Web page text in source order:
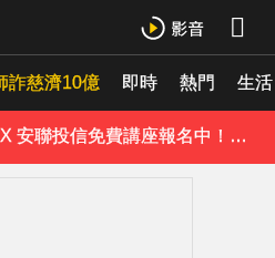
詐慈濟10億 即時 熱門 生活
時掌握天下大小事！
《理財達人秀》X 安聯投信免費講座報名中！搶先卡位 2027